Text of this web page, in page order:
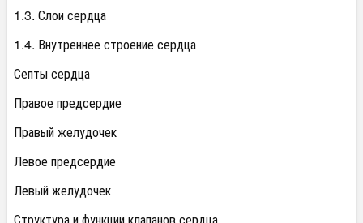
1.3. Слои сердца
1.4. Внутреннее строение сердца
Септы сердца
Правое предсердие
Правый желудочек
Левое предсердие
Левый желудочек